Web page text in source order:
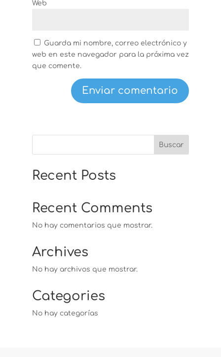
Web
Guarda mi nombre, correo electrónico y
web en este navegador para la próxima vez
que comente.
Buscar
Recent Posts
Recent Comments
No hay comentarios que mostrar.
Archives
No hay archivos que mostrar.
Categories
No hay categorías